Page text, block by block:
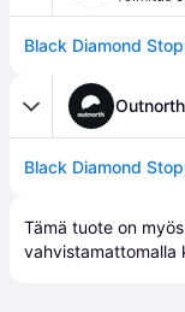
Black Diamond
Outnorth
Black Diamond
Tämä tuote on
vahvistamattomalla